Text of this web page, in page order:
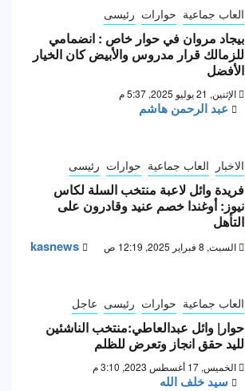
العاب جماعية حوارات رئيسى
بيجاد مروان في حوار خاص : انضمامي
للزمالك قرار مدروس والأبيض كان الخيار
الأفضل
الإثنين, 21 يوليو 2025, 5:37 م
عبد الرحمن هاشم
الاخبار العاب جماعية حوارات رئيسى
فريدة وائل لاعبة منتخب السلة لكاس
نيوز: أوغندا خصم عنيد وقادرون على
التأهل
السبت, 8 فبراير 2025, 12:19 ص kasnews
العاب جماعية حوارات رئيسى عاجل
حوار| وائل عبدالعاطي:منتخب الناشئين
لليد حقق انجاز وتعرض للظلم
الخميس, 17 أغسطس 2023, 3:10 م
سيد خلف الله